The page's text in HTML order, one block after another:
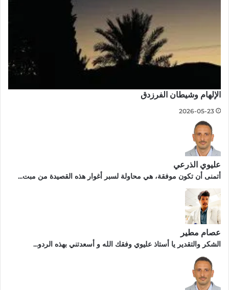
الإلهام وشيطان الفرزدق
2026-05-23
عليوي الذرعي
أتمنى أن تكون موفقة، هي محاولة لسبر أغوار هذه القصيدة من مبت...
عصام مطير
الشكر والتقدير يا أستاذ عليوي وفقك الله و أسعدتني بهذه الردو...